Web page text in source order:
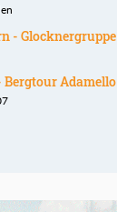
- Glocknergruppe
Bergtour Adamello